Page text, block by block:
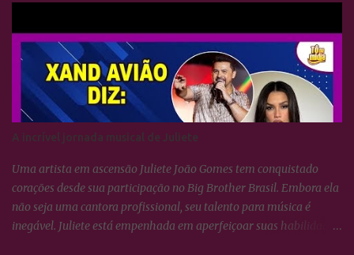
A incrível jornada musical de Juliete
Uma artista em ascensão Juliete João Gomes tem conquistado
corações desde sua participação no Big Brother Brasil. Embora ela
não seja uma cantora profissional, seu talento para música é
inegável. Juliete está empenhada em aperfeiçoar suas habilidades